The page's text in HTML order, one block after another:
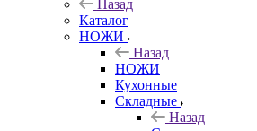
Назад
Каталог
НОЖИ
Назад
НОЖИ
Кухонные
Складные
Назад